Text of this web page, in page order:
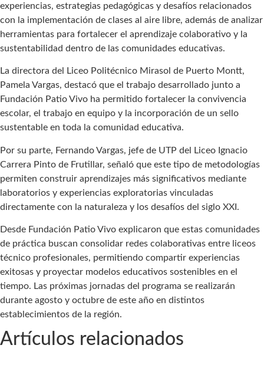
experiencias, estrategias pedagógicas y desafíos relacionados
con la implementación de clases al aire libre, además de analizar
herramientas para fortalecer el aprendizaje colaborativo y la
sustentabilidad dentro de las comunidades educativas.
La directora del Liceo Politécnico Mirasol de Puerto Montt,
Pamela Vargas, destacó que el trabajo desarrollado junto a
Fundación Patio Vivo ha permitido fortalecer la convivencia
escolar, el trabajo en equipo y la incorporación de un sello
sustentable en toda la comunidad educativa.
Por su parte, Fernando Vargas, jefe de UTP del Liceo Ignacio
Carrera Pinto de Frutillar, señaló que este tipo de metodologías
permiten construir aprendizajes más significativos mediante
laboratorios y experiencias exploratorias vinculadas
directamente con la naturaleza y los desafíos del siglo XXI.
Desde Fundación Patio Vivo explicaron que estas comunidades
de práctica buscan consolidar redes colaborativas entre liceos
técnico profesionales, permitiendo compartir experiencias
exitosas y proyectar modelos educativos sostenibles en el
tiempo. Las próximas jornadas del programa se realizarán
durante agosto y octubre de este año en distintos
establecimientos de la región.
Artículos relacionados